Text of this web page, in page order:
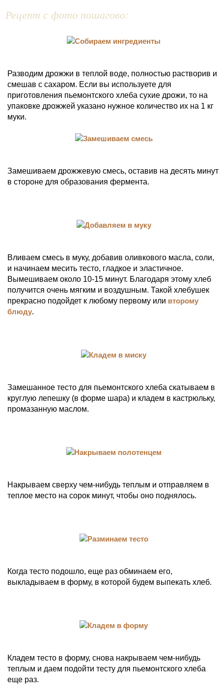
Рецепт с фото пошагово:
Разводим дрожжи в теплой воде, полностью растворив и
смешав с сахаром. Если вы используете для
приготовления пьемонтского хлеба сухие дрожи, то на
упаковке дрожжей указано нужное количество их на 1 кг
муки.
Замешиваем дрожжевую смесь, оставив на десять минут
в стороне для образования фермента.
Вливаем смесь в муку, добавив оливкового масла, соли,
и начинаем месить тесто, гладкое и эластичное.
Вымешиваем около 10-15 минут. Благодаря этому хлеб
получится очень мягким и воздушным. Такой хлебушек
прекрасно подойдет к любому первому или второму
блюду.
Замешанное тесто для пьемонтского хлеба скатываем в
круглую лепешку (в форме шара) и кладем в кастрюльку,
промазанную маслом.
Накрываем сверху чем-нибудь теплым и отправляем в
теплое место на сорок минут, чтобы оно поднялось.
Когда тесто подошло, еще раз обминаем его,
выкладываем в форму, в которой будем выпекать хлеб.
Кладем тесто в форму, снова накрываем чем-нибудь
теплым и даем подойти тесту для пьемонтского хлеба
еще раз.